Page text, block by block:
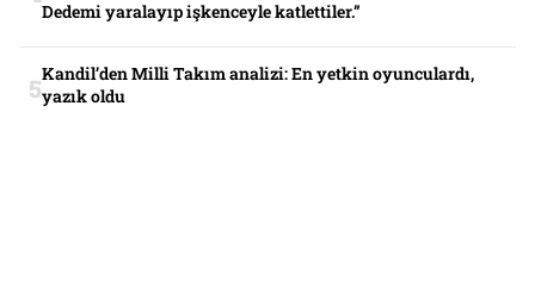
Dedemi yaralayıp işkenceyle katlettiler.”
Kandil’den Milli Takım analizi: En yetkin oyunculardı,
yazık oldu